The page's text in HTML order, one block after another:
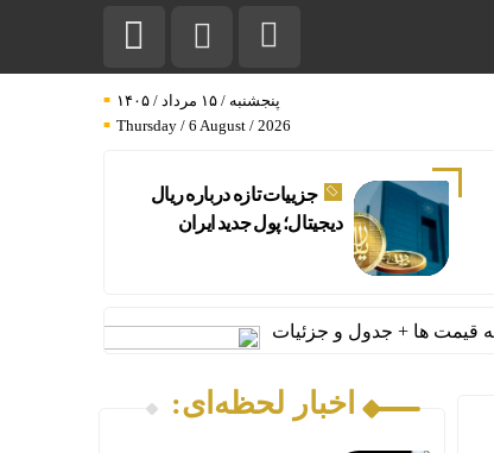
پنجشنبه / ۱۵ مرداد / ۱۴۰۵
Thursday / 6 August / 2026
جزییات تازه درباره ریال
دیجیتال؛ پول جدید ایران
اخبار لحظه‌ای: